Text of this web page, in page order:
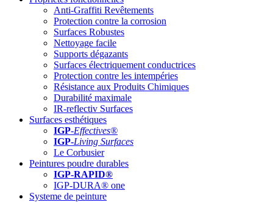
Anti-Graffiti Revêtements
Protection contre la corrosion
Surfaces Robustes
Nettoyage facile
Supports dégazants
Surfaces électriquement conductrices
Protection contre les intempéries
Résistance aux Produits Chimiques
Durabilité maximale
IR-reflectiv Surfaces
Surfaces esthétiques
IGP-Effectives®
IGP-Living Surfaces
Le Corbusier
Peintures poudre durables
IGP-RAPID®
IGP-DURA® one
Systeme de peinture